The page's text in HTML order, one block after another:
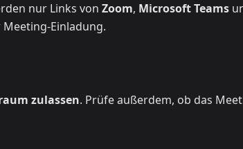
nur Links von Zoom, Microsoft Teams
Einladung.
zulassen. Prüfe außerdem, ob das